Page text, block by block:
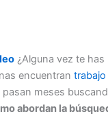
¿Alguna vez te
encuentran trabajo
meses
abordan la